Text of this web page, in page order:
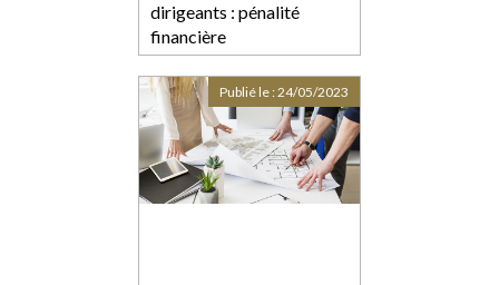
dirigeants : pénalité
financière
Publié le :24/05/2023